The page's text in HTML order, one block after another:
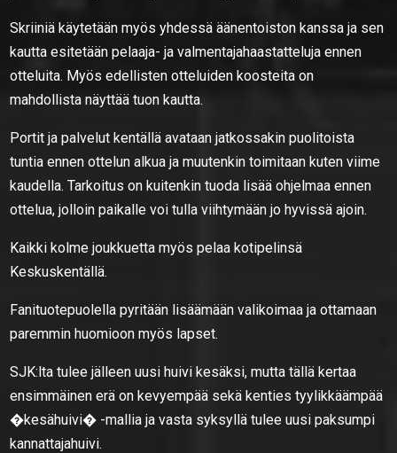
Skriiniä käytetään myös yhdessä äänentoiston kanssa ja sen
kautta esitetään pelaaja- ja valmentajahaastatteluja ennen
otteluita. Myös edellisten otteluiden koosteita on
mahdollista näyttää tuon kautta.
Portit ja palvelut kentällä avataan jatkossakin puolitoista
tuntia ennen ottelun alkua ja muutenkin toimitaan kuten viime
kaudella. Tarkoitus on kuitenkin tuoda lisää ohjelmaa ennen
ottelua, jolloin paikalle voi tulla viihtymään jo hyvissä ajoin.
Kaikki kolme joukkuetta myös pelaa kotipelinsä
Keskuskentällä.
Fanituotepuolella pyritään lisäämään valikoimaa ja ottamaan
paremmin huomioon myös lapset.
SJK:lta tulee jälleen uusi huivi kesäksi, mutta tällä kertaa
ensimmäinen erä on kevyempää sekä kenties tyylikkäämpää
�kesähuivi� -mallia ja vasta syksyllä tulee uusi paksumpi
kannattajahuivi.